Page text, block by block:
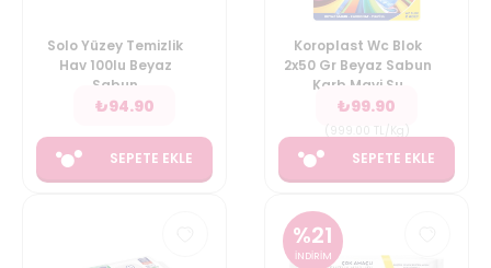
Solo Yüzey Temizlik
Hav 100lu Beyaz
Sabun
₺94.90
SEPETE EKLE
Koroplast Wc Blok
2x50 Gr Beyaz Sabun
Karb Mavi Su
₺99.90
SEPETE EKLE
%21
İNDİRİM